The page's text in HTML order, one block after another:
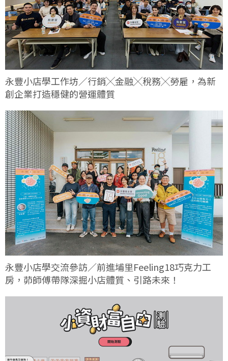
永豐小店學工作坊／行銷╳金融╳稅務╳勞雇，為新
創企業打造穩健的營運體質
永豐小店學交流參訪／前進埔里Feeling18巧克力工
房，茆師傅帶隊深掘小店體質、引路未來！